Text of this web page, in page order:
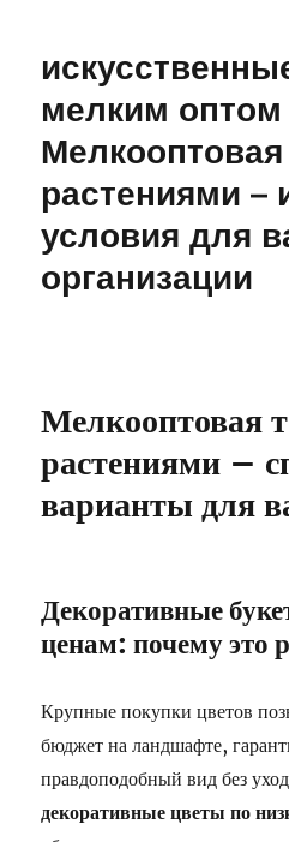
мелким оптом
растениями –
условия для
организации
Мелкооптовая
растениями –
варианты для
Декоративные
ценам: почему это
Крупные покупки цветов
бюджет на ландшафте,
правдоподобный вид без
декоративные цветы по